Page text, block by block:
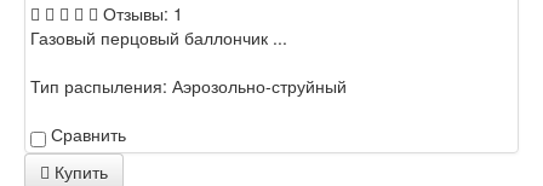
Отзывы: 1
Газовый перцовый баллончик ...
Тип распыления: Аэрозольно-струйный
Сравнить
Купить